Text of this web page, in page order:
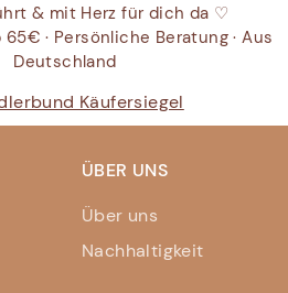
& mit Herz für dich da ♡
· Persönliche Beratung · Aus
Deutschland
ÜBER UNS
Über uns
Nachhaltigkeit